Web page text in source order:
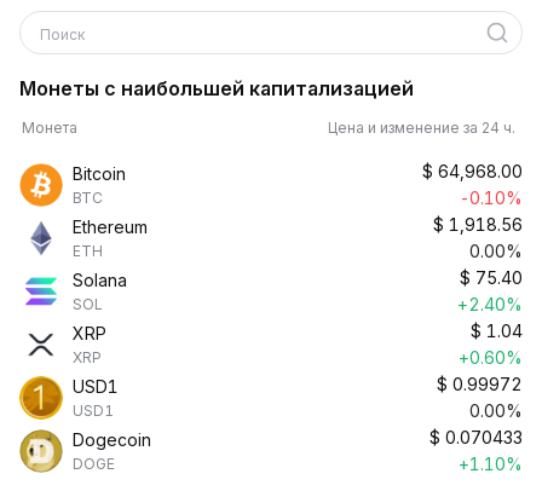
Поиск
Монеты с наибольшей капитализацией
Монета Цена и изменение за 24 ч.
Bitcoin
BTC
$ 64,968.00
-0.10%
Ethereum
ETH
$ 1,918.56
0.00%
Solana
SOL
$ 75.40
+2.40%
XRP
XRP
$ 1.04
+0.60%
USD1
USD1
$ 0.99972
0.00%
Dogecoin
DOGE
$ 0.070433
+1.10%